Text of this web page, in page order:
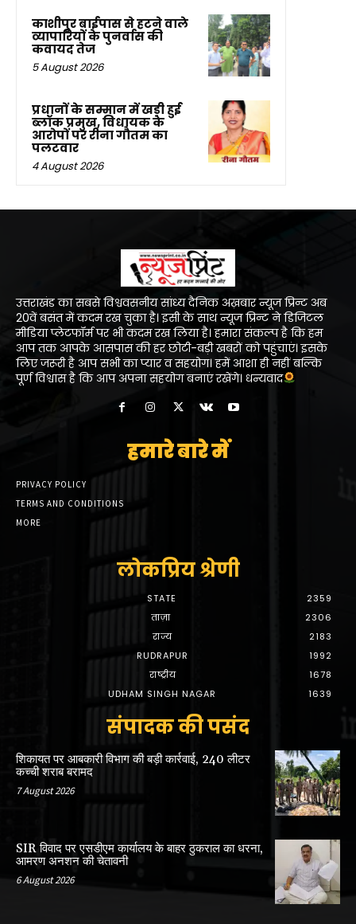
काशीपुर बाईपास से हटने वाले
व्यापारियों के पुनर्वास की
कवायद तेज
5 August 2026
प्रधानों के सम्मान में खड़ी हुई
ब्लॉक प्रमुख, विधायक के
आरोपों पर रीना गौतम का
पलटवार
4 August 2026
उत्तराखंड का सबसे विश्ववसनीय सांध्य दैनिक अख़बार न्यूज प्रिन्ट अब
20वें बसंत में कदम रख चुका है। इसी के साथ न्यूज प्रिन्ट ने डिजिटल
मीडिया प्लेटफॉर्म पर भी कदम रख लिया है। हमारा संकल्प है कि हम
आप तक आपके आसपास की हर छोटी-बड़ी खबरों को पहुंचाएं। इसके
लिए जरूरी है आप सभी का प्यार व सहयोग। हमें आशा ही नहीं बल्कि
पूर्ण विश्वास है कि आप अपना सहयोग बनाएं रखेंगे। धन्यवाद
हमारे बारे में
PRIVACY POLICY
TERMS AND CONDITIONS
MORE
लोकप्रिय श्रेणी
STATE
2359
ताज़ा
2306
राज्य
2183
RUDRAPUR
1992
राष्ट्रीय
1678
UDHAM SINGH NAGAR
1639
संपादक की पसंद
शिकायत पर आबकारी विभाग की बड़ी कार्रवाई, 240 लीटर
कच्ची शराब बरामद
7 August 2026
SIR विवाद पर एसडीएम कार्यालय के बाहर ठुकराल का धरना,
आमरण अनशन की चेतावनी
6 August 2026